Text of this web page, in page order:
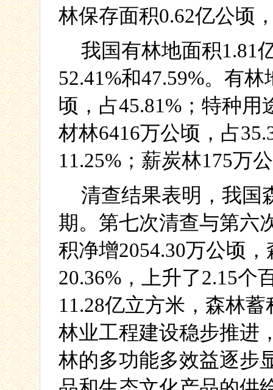
林保存面积0.62亿公顷
我国有林地面积1.81
52.41%和47.59%。有林
顷，占45.81% ；特种用
材林6416万公顷，占
11.25% ；薪炭林175万
清查结果表明，我国
期。第七次清查与第六
积净增2054.30万公顷，
20.36% ， 上升了2.15个
11.28亿立方米，森林蓄
林业工程建设稳步推进
林的多功能多效益逐步